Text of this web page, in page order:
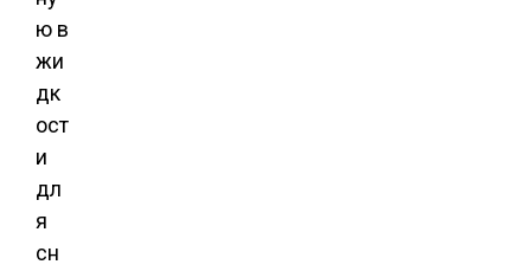
ю в
жи
дк
ост
и
дл
я
сн